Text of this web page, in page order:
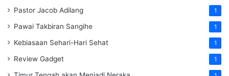
Pastor Jacob Adilang 1
Pawai Takbiran Sangihe 1
Kebiasaan Sehari-Hari Sehat 1
Review Gadget 1